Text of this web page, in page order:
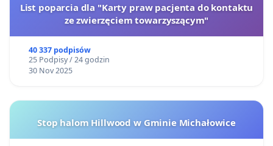
List poparcia dla "Karty praw pacjenta do kontaktu
ze zwierzęciem towarzyszącym"
40 337 podpisów
25 Podpisy / 24 godzin
30 Nov 2025
Stop halom Hillwood w Gminie Michałowice